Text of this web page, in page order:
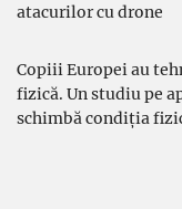
atacurilor cu drone
Copiii Europei au
fizică. Un studiu pe
schimbă condiția